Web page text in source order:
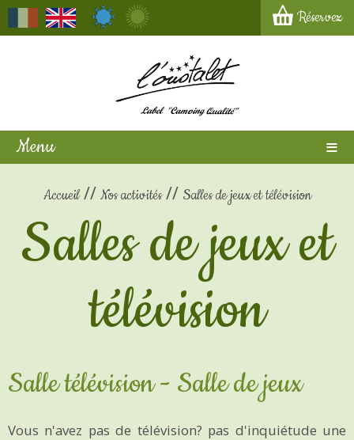
Réservez
Menu
Accueil Nos activités Salles de jeux et télévision
Salles de jeux et
télévision
Salle télévision - Salle de jeux
Vous n'avez pas de télévision? pas d'inquiétude une